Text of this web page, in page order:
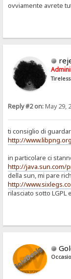
ovviamente avrete
Reply #2 on:May 29,
ti consiglio di
http://
in particolare ci
http://java.sun.com/
della sun, mi pare
http://
rilasciato sotto LGPL